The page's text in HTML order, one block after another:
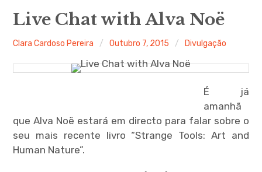
PdF
SECÇÕES
MATERIAIS menu
child
menu
Live Chat with Alva Noë
Clara Cardoso Pereira Outubro 7, 2015 Divulgação
É já
amanhã
que Alva Noë estará em directo para falar sobre o
seu mais recente livro “Strange Tools: Art and
Human Nature”.